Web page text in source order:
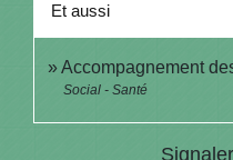
Et aussi
Accompagnement
Social - Santé